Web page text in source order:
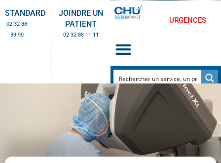
STANDARD
02 32 88
89 90
JOINDRE UN
PATIENT
02 32 88 11 11
URGENCES